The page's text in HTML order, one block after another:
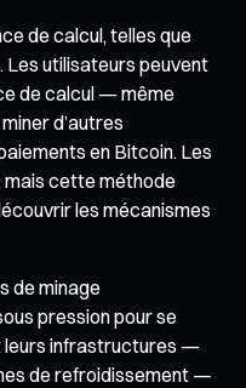
de calcul, telles que
Les utilisateurs peuvent
de calcul — même
d’autres
en Bitcoin. Les
mais cette méthode
les mécanismes
de minage
pression pour se
leurs infrastructures —
de refroidissement —